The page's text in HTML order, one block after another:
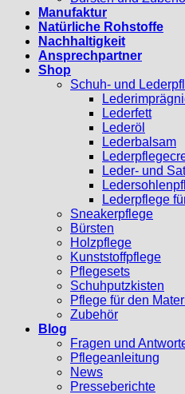
Manufaktur
Natürliche Rohstoffe
Nachhaltigkeit
Ansprechpartner
Shop
Schuh- und
Lederfett
Lederöl
Lederbalsam
Leder- und
Lederpflege
Sneakerpflege
Bürsten
Holzpflege
Kunststoffpflege
Pflegesets
Schuhputzkisten
Pflege für den
Zubehör
Blog
Fragen und
Pflegeanleitung
News
Presseberichte